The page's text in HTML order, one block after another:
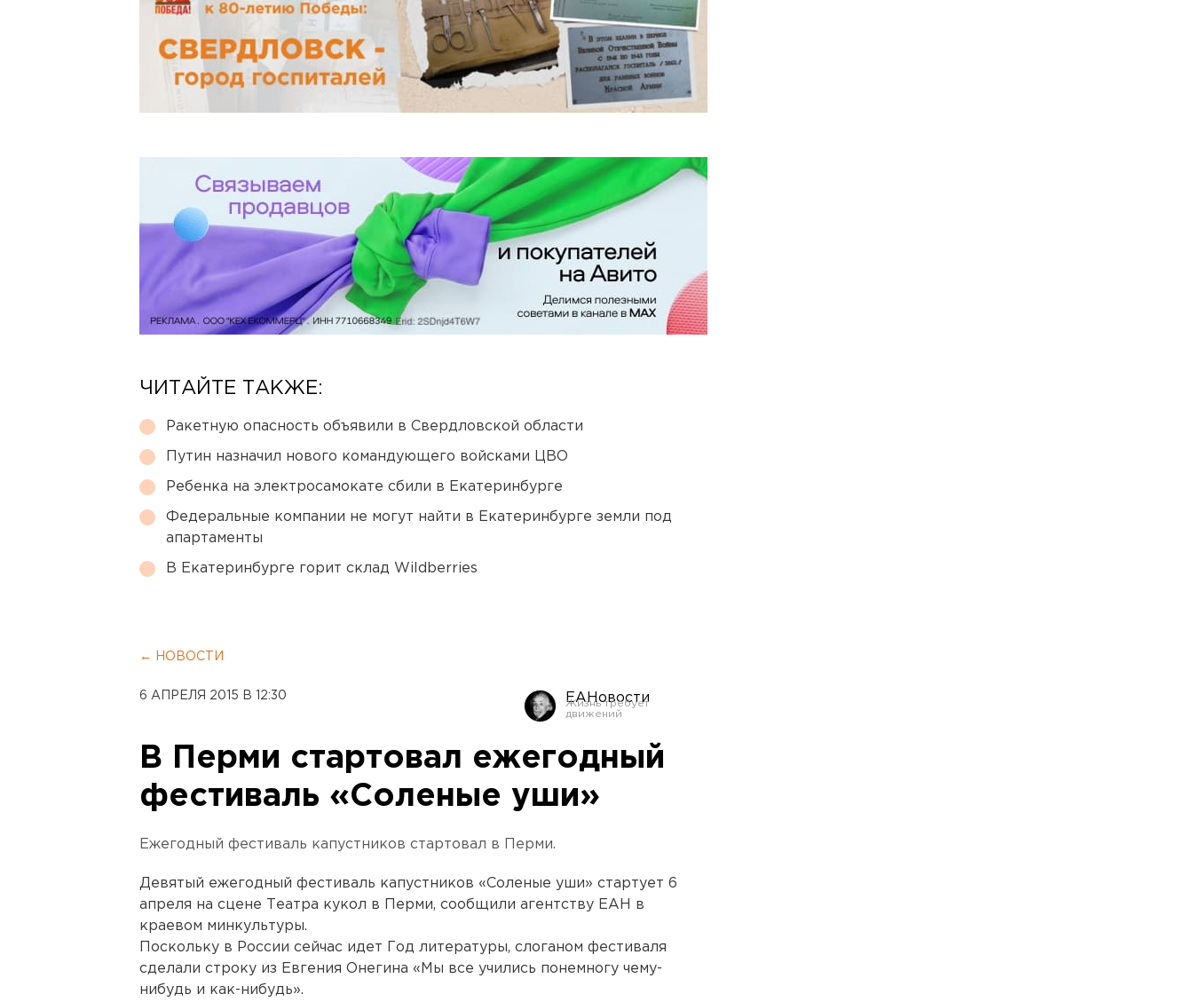
ЧИТАЙТЕ ТАКЖЕ:
Ракетную опасность объявили в Свердловской области
Путин назначил нового командующего войсками ЦВО
Ребенка на электросамокате сбили в Екатеринбурге
Федеральные компании не могут найти в Екатеринбурге земли под
апартаменты
В Екатеринбурге горит склад Wildberries
← НОВОСТИ
6 АПРЕЛЯ 2015 В 12:30 ЕАНовости
В Перми стартовал ежегодный
фестиваль «Соленые уши»
Ежегодный фестиваль капустников стартовал в Перми.
Девятый ежегодный фестиваль капустников «Соленые уши» стартует 6
апреля на сцене Театра кукол в Перми, сообщили агентству ЕАН в
краевом минкультуры.
Поскольку в России сейчас идет Год литературы, слоганом фестиваля
сделали строку из Евгения Онегина «Мы все учились понемногу чему-
нибудь и как-нибудь».